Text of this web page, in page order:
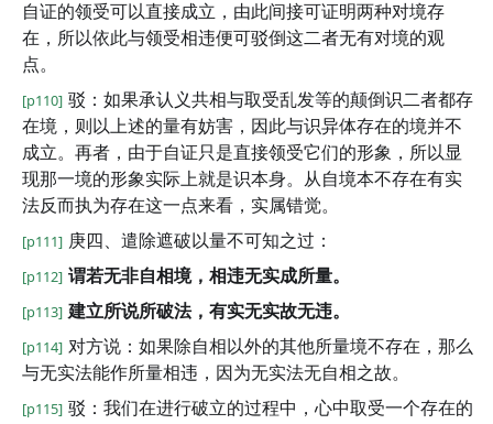
自证的领受可以直接成立，由此间接可证明两种对境存
在，所以依此与领受相违便可驳倒这二者无有对境的观
点。
[p110] 驳：如果承认义共相与取受乱发等的颠倒识二者都存
在境，则以上述的量有妨害，因此与识异体存在的境并不
成立。再者，由于自证只是直接领受它们的形象，所以显
现那一境的形象实际上就是识本身。从自境本不存在有实
法反而执为存在这一点来看，实属错觉。
[p111] 庚四、遣除遮破以量不可知之过：
[p112] 谓若无非自相境，相违无实成所量。
[p113] 建立所说所破法，有实无实故无违。
[p114] 对方说：如果除自相以外的其他所量境不存在，那么
与无实法能作所量相违，因为无实法无自相之故。
[p115] 驳：我们在进行破立的过程中，心中取受一个存在的